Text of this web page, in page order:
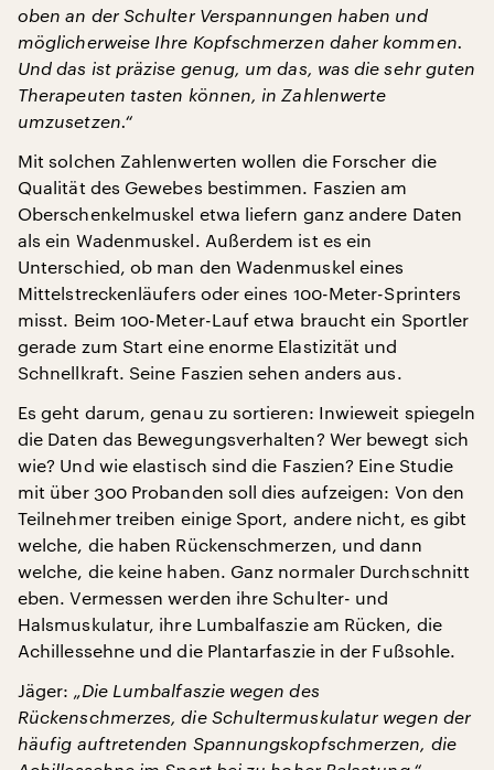
oben an der Schulter Verspannungen haben und
möglicherweise Ihre Kopfschmerzen daher kommen.
Und das ist präzise genug, um das, was die sehr guten
Therapeuten tasten können, in Zahlenwerte
umzusetzen.“
Mit solchen Zahlenwerten wollen die Forscher die
Qualität des Gewebes bestimmen. Faszien am
Oberschenkelmuskel etwa liefern ganz andere Daten
als ein Wadenmuskel. Außerdem ist es ein
Unterschied, ob man den Wadenmuskel eines
Mittelstreckenläufers oder eines 100-Meter-Sprinters
misst. Beim 100-Meter-Lauf etwa braucht ein Sportler
gerade zum Start eine enorme Elastizität und
Schnellkraft. Seine Faszien sehen anders aus.
Es geht darum, genau zu sortieren: Inwieweit spiegeln
die Daten das Bewegungsverhalten? Wer bewegt sich
wie? Und wie elastisch sind die Faszien? Eine Studie
mit über 300 Probanden soll dies aufzeigen: Von den
Teilnehmer treiben einige Sport, andere nicht, es gibt
welche, die haben Rückenschmerzen, und dann
welche, die keine haben. Ganz normaler Durchschnitt
eben. Vermessen werden ihre Schulter- und
Halsmuskulatur, ihre Lumbalfaszie am Rücken, die
Achillessehne und die Plantarfaszie in der Fußsohle.
Jäger: „Die Lumbalfaszie wegen des
Rückenschmerzes, die Schultermuskulatur wegen der
häufig auftretenden Spannungskopfschmerzen, die